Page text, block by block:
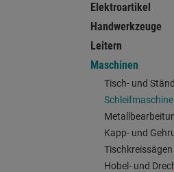
Elektroartikel
Handwerkzeuge
Leitern
Maschinen
Tisch- und
Kapp- und
Tischkreissägen
Hobel- und